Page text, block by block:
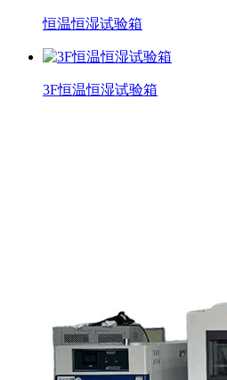
恒温恒湿试验箱
3F恒温恒湿试验箱